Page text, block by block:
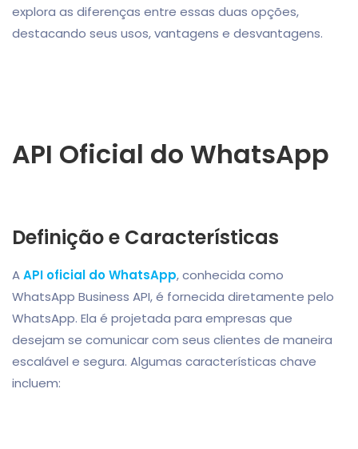
explora as diferenças entre essas duas opções,
destacando seus usos, vantagens e desvantagens.
API Oficial do WhatsApp
Definição e Características
AAPI oficial do WhatsApp, conhecida como
WhatsApp Business API, é fornecida diretamente pelo
WhatsApp. Ela é projetada para empresas que
desejam se comunicar com seus clientes de maneira
escalável e segura. Algumas características chave
incluem: